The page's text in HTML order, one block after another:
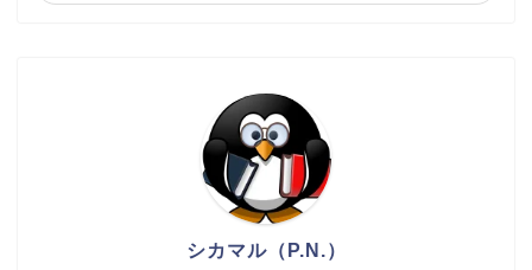
シカマル（P.N.）